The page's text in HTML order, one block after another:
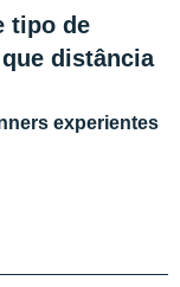
tipo de
distância
experientes